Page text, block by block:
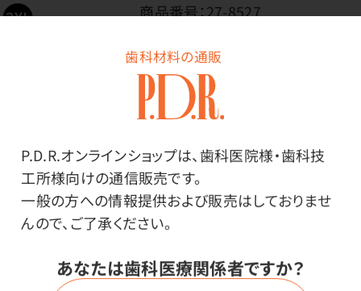
歯科材料の通販
P.D.R.オンラインショップは、歯科医院様・歯科技
工所様向けの通信販売です。
一般の方への情報提供および販売はしておりませ
んので、ご了承ください。
あなたは歯科医療関係者ですか？
商品番号：27-8527
色：
ブラック
サイズ：
3XLサイズ
価格はログイン後表示
ログイン